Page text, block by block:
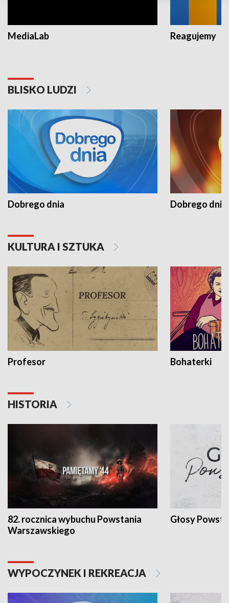
MediaLab Reagujemy
BLISKO LUDZI
Dobrego dnia Dobrego dnia
KULTURA I SZTUKA
Profesor Bohaterki
HISTORIA
82. rocznica wybuchu Powstania
Warszawskiego
Głosy
WYPOCZYNEK I REKREACJA